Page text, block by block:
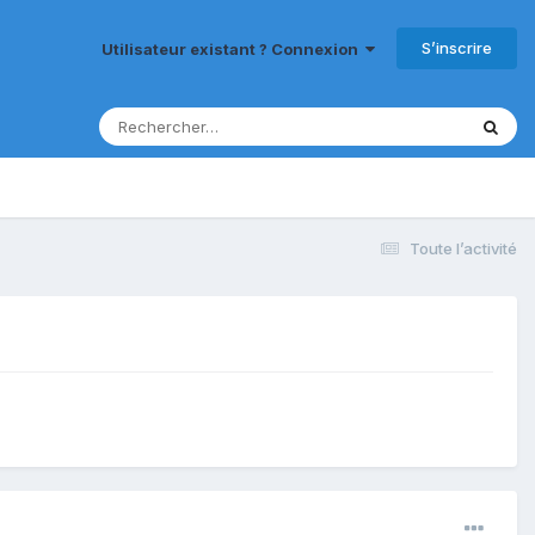
Utilisateur existant ? Connexion S’inscrire
Toute l’activité